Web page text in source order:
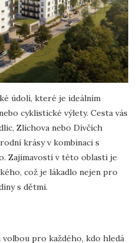
údolí, které je ideálním
cyklistické výlety. Cesta vás
Zlíchova nebo Dívčích
krásy v kombinaci s
Zajímavostí v této oblasti je
což je lákadlo nejen pro
s dětmi.
pro každého, kdo hledá